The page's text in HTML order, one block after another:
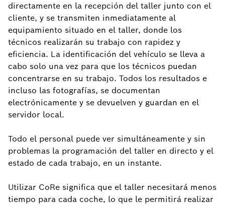
directamente en la recepción del taller junto con el
cliente, y se transmiten inmediatamente al
equipamiento situado en el taller, donde los
técnicos realizarán su trabajo con rapidez y
eficiencia. La identificación del vehículo se lleva a
cabo solo una vez para que los técnicos puedan
concentrarse en su trabajo. Todos los resultados e
incluso las fotografías, se documentan
electrónicamente y se devuelven y guardan en el
servidor local.
Todo el personal puede ver simultáneamente y sin
problemas la programación del taller en directo y el
estado de cada trabajo, en un instante.
Utilizar CoRe significa que el taller necesitará menos
tiempo para cada coche, lo que le permitirá realizar